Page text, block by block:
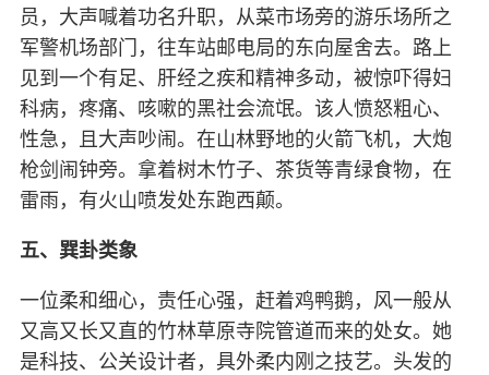
员，大声喊着功名升职，从菜市场旁的游乐场所之
军警机场部门，往车站邮电局的东向屋舍去。路上
见到一个有足、肝经之疾和精神多动，被惊吓得妇
科病，疼痛、咳嗽的黑社会流氓。该人愤怒粗心、
性急，且大声吵闹。在山林野地的火箭飞机，大炮
枪剑闹钟旁。拿着树木竹子、茶货等青绿食物，在
雷雨，有火山喷发处东跑西颠。
五、巽卦类象
一位柔和细心，责任心强，赶着鸡鸭鹅，风一般从
又高又长又直的竹林草原寺院管道而来的处女。她
是科技、公关设计者，具外柔内刚之技艺。头发的